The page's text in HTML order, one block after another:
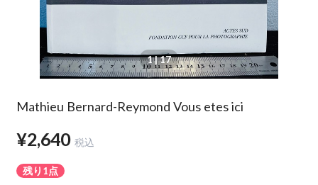
1| 17
Mathieu Bernard-Reymond Vous etes ici
¥2,640 税込
残り1点